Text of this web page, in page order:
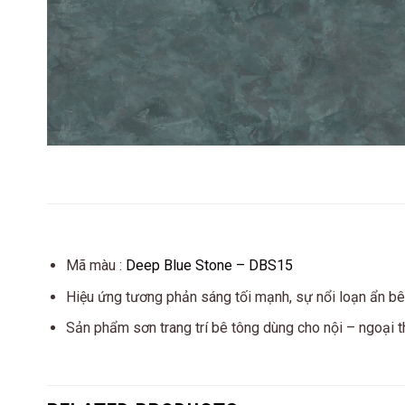
Mã màu : Deep Blue Stone – DBS15
Hiệu ứng tương phản sáng tối mạnh, sự nổi loạn ẩn
Sản phẩm sơn trang trí bê tông dùng cho nội – ngoại